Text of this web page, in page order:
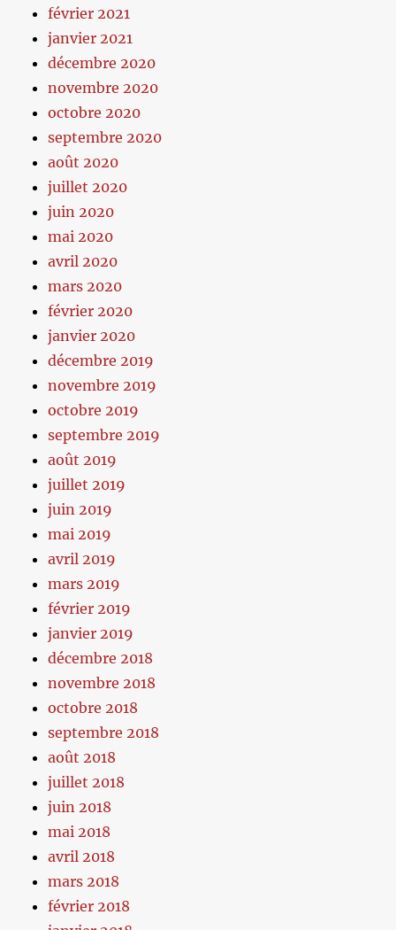
février 2021
janvier 2021
décembre 2020
novembre 2020
octobre 2020
septembre 2020
août 2020
juillet 2020
juin 2020
mai 2020
avril 2020
mars 2020
février 2020
janvier 2020
décembre 2019
novembre 2019
octobre 2019
septembre 2019
août 2019
juillet 2019
juin 2019
mai 2019
avril 2019
mars 2019
février 2019
janvier 2019
décembre 2018
novembre 2018
octobre 2018
septembre 2018
août 2018
juillet 2018
juin 2018
mai 2018
avril 2018
mars 2018
février 2018